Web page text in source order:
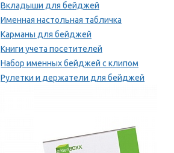
Вкладыши для бейджей
Именная настольная табличка
Карманы для бейджей
Книги учета посетителей
Набор именных бейджей с клипом
Рулетки и держатели для бейджей